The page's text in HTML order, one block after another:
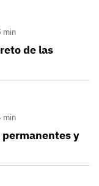
min
de las
min
permanentes y